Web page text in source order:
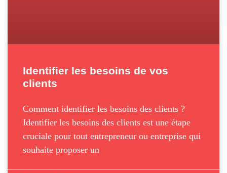
Identifier les besoins de vos
clients
Comment identifier les besoins des clients ?
Identifier les besoins des clients est une étape
cruciale pour tout entrepreneur ou entreprise qui
souhaite proposer un